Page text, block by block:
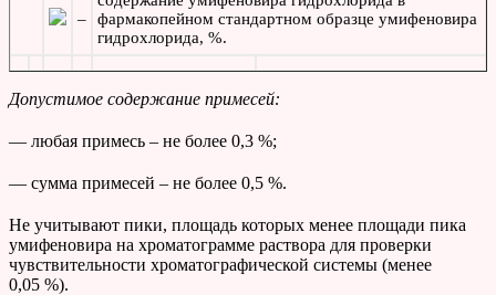
–
фармакопейном стандартном образце умифеновира
гидрохлорида, %.
Допустимое содержание примесей:
— любая примесь – не более 0,3 %;
— сумма примесей – не более 0,5 %.
Не учитывают пики, площадь которых менее площади пика
умифеновира на хроматограмме раствора для проверки
чувствительности хроматографической системы (менее
0,05 %).